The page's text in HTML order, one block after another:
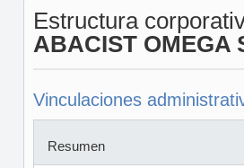
Estructura
ABACIST OMEGA
Vinculaciones
Resumen